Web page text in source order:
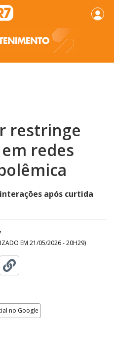
restringe
redes
após curtida
EM 21/05/2026 - 20H29)
no Google